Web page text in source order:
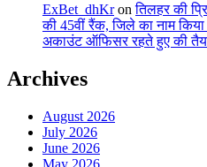
ExBet_dhKronतिलहर की
की 45वीं रैंक, जिले का नाम
अकाउंट ऑफिसर रहते हुए की
Archives
August 2026
July 2026
June 2026
May 2026